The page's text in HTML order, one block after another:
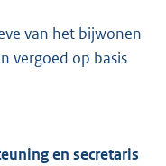
van het bijwonen
vergoed op basis
en secretaris